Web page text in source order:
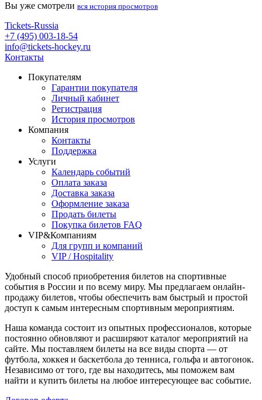
Вы уже смотрели вся история просмотров
Tickets-Russia
+7 (495) 003-18-54
info@tickets-hockey.ru
Контакты
Покупателям
Гарантии покупателя
Личный кабинет
Регистрация
История просмотров
Компания
Контакты
Поддержка
Услуги
Календарь событий
Оплата заказа
Доставка заказа
Оформление заказа
Продать билеты
Покупка билетов FAQ
VIP&Компаниям
Для групп и компаний
VIP / Hospitality
Удобный способ приобретения билетов на спортивные
события в России и по всему миру. Мы предлагаем онлайн-
продажу билетов, чтобы обеспечить вам быстрый и простой
доступ к самым интересным спортивным мероприятиям.
Наша команда состоит из опытных профессионалов, которые
постоянно обновляют и расширяют каталог мероприятий на
сайте. Мы поставляем билеты на все виды спорта — от
футбола, хоккея и баскетбола до тенниса, гольфа и автогонок.
Независимо от того, где вы находитесь, мы поможем вам
найти и купить билеты на любое интересующее вас событие.